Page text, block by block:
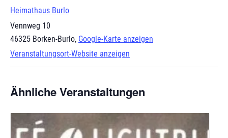
Heimathaus Burlo
Vennweg 10
46325 Borken-Burlo, Google-Karte anzeigen
Veranstaltungsort-Website anzeigen
Ähnliche Veranstaltungen